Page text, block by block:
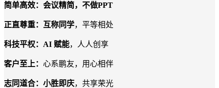
简单高效：会议精简，不做PPT
正直尊重：互称同学，平等相处
科技平权： AI 赋能，人人创享
客户至上： 心系鹏友，用心相伴
志同道合：小胜即庆，共享荣光